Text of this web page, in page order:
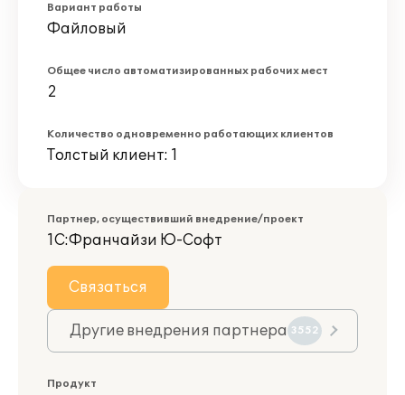
Вариант работы
Файловый
Общее число автоматизированных рабочих мест
2
Количество одновременно работающих клиентов
Толстый клиент: 1
Партнер, осуществивший внедрение/проект
1С:Франчайзи Ю-Софт
Связаться
Другие внедрения партнера 3552
Продукт